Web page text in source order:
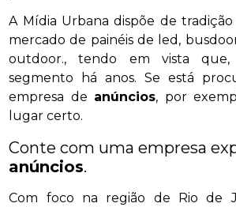
A Mídia Urbana dispõe de
mercado de painéis de led,
outdoor., tendo em vista que,
segmento há anos. Se está
empresa de anúncios, por
lugar certo.
Conte com uma empresa
anúncios.
Com foco na região de Rio de